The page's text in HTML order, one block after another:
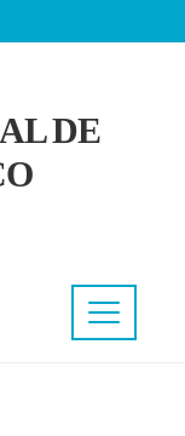
DE